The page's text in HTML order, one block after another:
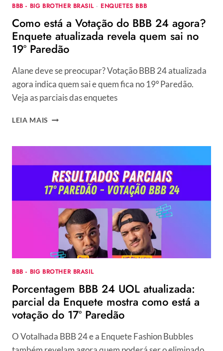
HENRIQUE?
VOTE
NA
ENQUETE
DO
PAREDÃO
BBB - BIG BROTHER BRASIL· ENQUETES BBB
Como está a Votação do BBB 24 agora?
Enquete atualizada revela quem sai no
19º Paredão
Alane deve se preocupar? Votação BBB 24 atualizada
agora indica quem sai e quem fica no 19º Paredão.
Veja as parciais das enquetes
LEIA MAIS COMO
VOTAÇÃO
BBB
24
AGORA?
ENQUETE
ATUALIZADA
REVELA
QUEM
NO
PAREDÃO
BBB - BIG BROTHER BRASIL
Porcentagem BBB 24 UOL atualizada:
parcial da Enquete mostra como está a
votação do 17º Paredão
O Votalhada BBB 24 e a Enquete Fashion Bubbles